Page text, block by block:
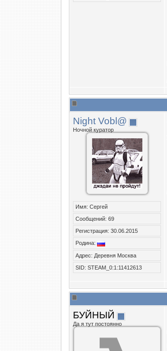
Night Vobl@
Ночной куратор
Имя: Сергей
Сообщений: 69
Регистрация: 30.06.2015
Родина:
Адрес: Деревня Москва
SID: STEAM_0:1:11412613
БУЙНЫЙ
Да я тут постоянно